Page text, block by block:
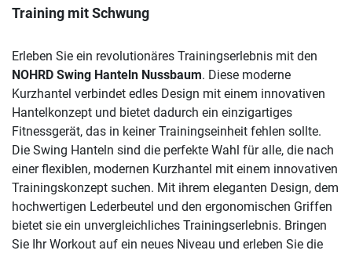
Training mit Schwung
Erleben Sie ein revolutionäres Trainingserlebnis mit den
NOHRD Swing Hanteln Nussbaum. Diese moderne
Kurzhantel verbindet edles Design mit einem innovativen
Hantelkonzept und bietet dadurch ein einzigartiges
Fitnessgerät, das in keiner Trainingseinheit fehlen sollte.
Die Swing Hanteln sind die perfekte Wahl für alle, die nach
einer flexiblen, modernen Kurzhantel mit einem innovativen
Trainingskonzept suchen. Mit ihrem eleganten Design, dem
hochwertigen Lederbeutel und den ergonomischen Griffen
bietet sie ein unvergleichliches Trainingserlebnis. Bringen
Sie Ihr Workout auf ein neues Niveau und erleben Sie die